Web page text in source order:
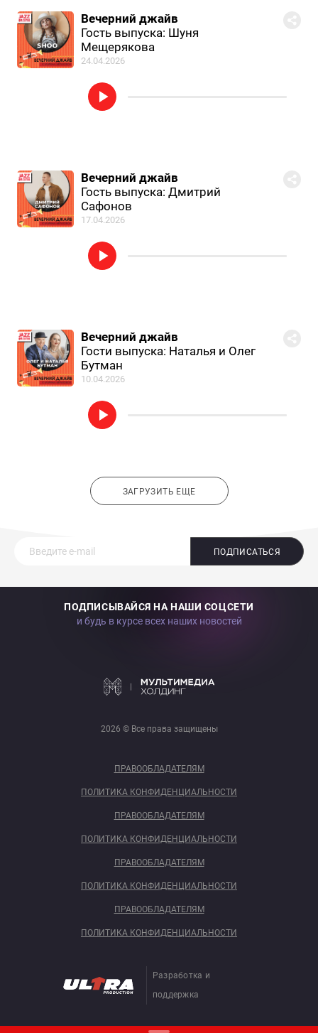
Вечерний джайв
Гость выпуска: Шуня
Мещерякова
24.04.2026
Вечерний джайв
Гость выпуска: Дмитрий
Сафонов
17.04.2026
Вечерний джайв
Гости выпуска: Наталья и Олег
Бутман
10.04.2026
ЗАГРУЗИТЬ ЕЩЕ
ПОДПИСАТЬСЯ
ПОДПИСЫВАЙСЯ НА НАШИ СОЦСЕТИ
и будь в курсе всех наших новостей
2026 © Все права защищены
ПРАВООБЛАДАТЕЛЯМ
ПОЛИТИКА КОНФИДЕНЦИАЛЬНОСТИ
ПРАВООБЛАДАТЕЛЯМ
ПОЛИТИКА КОНФИДЕНЦИАЛЬНОСТИ
ПРАВООБЛАДАТЕЛЯМ
ПОЛИТИКА КОНФИДЕНЦИАЛЬНОСТИ
ПРАВООБЛАДАТЕЛЯМ
ПОЛИТИКА КОНФИДЕНЦИАЛЬНОСТИ
Разработка и
поддержка